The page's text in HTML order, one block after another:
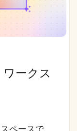
ークス